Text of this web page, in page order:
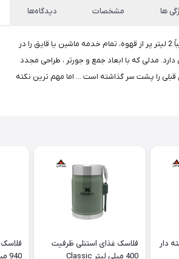
ها مشخصات دیدگاه‌ها
فلاسک استنلی با حجم تقریباً 2 لیتر پر از قهوه، تمام خدمه ماشین یا قایق را در
مدلی که با ابعاد جمع و جورتر ، طراحی مجدد
قبلی را پشت سر گذاشته است ... اما مهم ترین نکته
فلاسک غذای استنلی ظرفیت
400 میلی لیتر Classic
940 میلی لیتر Classic